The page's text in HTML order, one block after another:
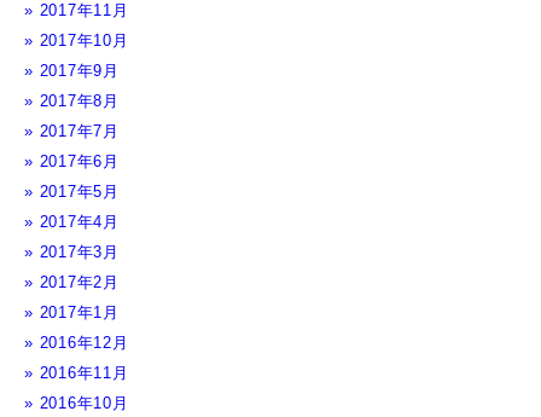
2017年11月
2017年10月
2017年9月
2017年8月
2017年7月
2017年6月
2017年5月
2017年4月
2017年3月
2017年2月
2017年1月
2016年12月
2016年11月
2016年10月